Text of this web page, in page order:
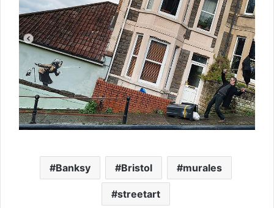
Banksy Bristol murales
streetart